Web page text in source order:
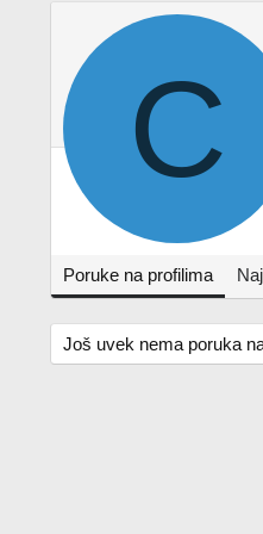
C
Poruke na profilima
Još uvek nema poruka